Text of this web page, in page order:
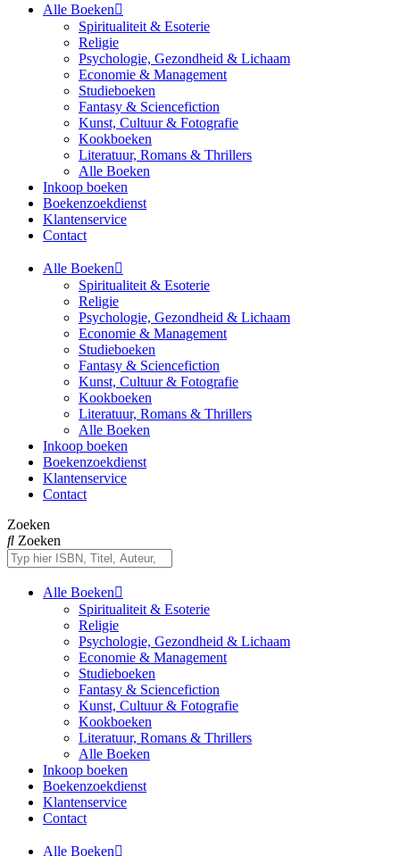
Alle Boeken
Spiritualiteit & Esoterie
Religie
Psychologie, Gezondheid & Lichaam
Economie & Management
Studieboeken
Fantasy & Sciencefiction
Kunst, Cultuur & Fotografie
Kookboeken
Literatuur, Romans & Thrillers
Alle Boeken
Inkoop boeken
Boekenzoekdienst
Klantenservice
Contact
Alle Boeken
Spiritualiteit & Esoterie
Religie
Psychologie, Gezondheid & Lichaam
Economie & Management
Studieboeken
Fantasy & Sciencefiction
Kunst, Cultuur & Fotografie
Kookboeken
Literatuur, Romans & Thrillers
Alle Boeken
Inkoop boeken
Boekenzoekdienst
Klantenservice
Contact
Zoeken
Zoeken
Alle Boeken
Spiritualiteit & Esoterie
Religie
Psychologie, Gezondheid & Lichaam
Economie & Management
Studieboeken
Fantasy & Sciencefiction
Kunst, Cultuur & Fotografie
Kookboeken
Literatuur, Romans & Thrillers
Alle Boeken
Inkoop boeken
Boekenzoekdienst
Klantenservice
Contact
Alle Boeken